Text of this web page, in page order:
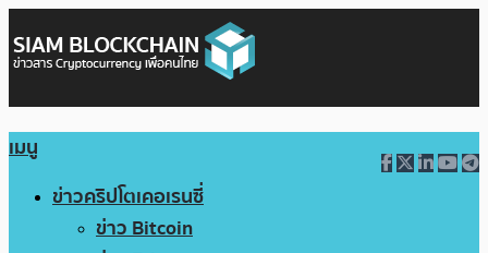
เมนู
ข่าวคริปโตเคอเรนซี่
ข่าว Bitcoin